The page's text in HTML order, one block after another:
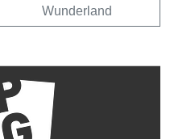
Wunderland